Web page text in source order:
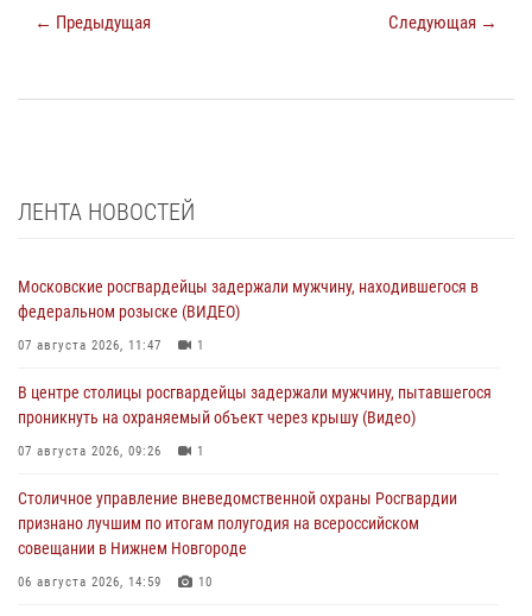
← Предыдущая Следующая →
ЛЕНТА НОВОСТЕЙ
Московские росгвардейцы задержали мужчину, находившегося в
федеральном розыске (ВИДЕО)
07 августа 2026, 11:47 1
В центре столицы росгвардейцы задержали мужчину, пытавшегося
проникнуть на охраняемый объект через крышу (Видео)
07 августа 2026, 09:26 1
Столичное управление вневедомственной охраны Росгвардии
признано лучшим по итогам полугодия на всероссийском
совещании в Нижнем Новгороде
06 августа 2026, 14:59 10